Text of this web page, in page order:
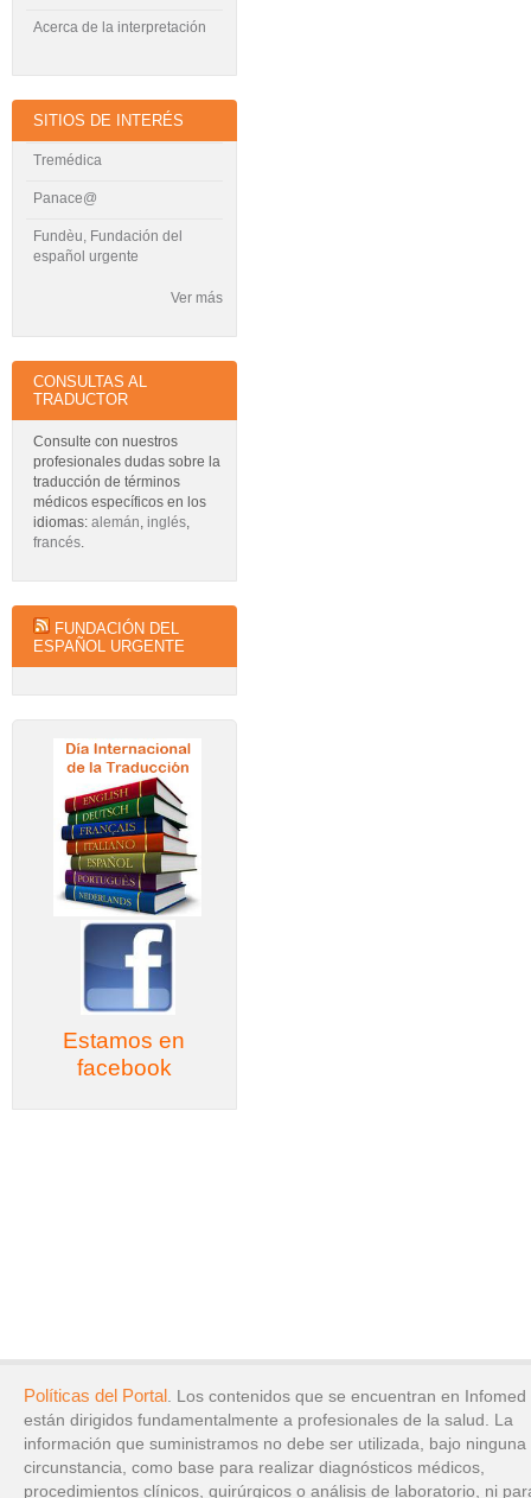
Acerca de la interpretación
SITIOS DE INTERÉS
Tremédica
Panace@
Fundèu, Fundación del
español urgente
Ver más
CONSULTAS AL
TRADUCTOR
Consulte con nuestros
profesionales dudas sobre la
traducción de términos
médicos específicos en los
idiomas: alemán inglés
francés
FUNDACIÓN DEL
ESPAÑOL URGENTE
Estamos en
facebook
Políticas del Portal. Los contenidos que se encuentran en Infomed
están dirigidos fundamentalmente a profesionales de la salud. La
información que suministramos no debe ser utilizada, bajo ninguna
circunstancia, como base para realizar diagnósticos médicos,
procedimientos clínicos, quirúrgicos o análisis de laboratorio, ni